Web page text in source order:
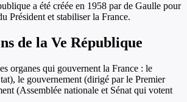
a été créée en 1958 par de Gaulle pour
Président et stabiliser la France.
de la Ve République
organes qui gouvernent la France : le
le gouvernement (dirigé par le Premier
(Assemblée nationale et Sénat qui votent